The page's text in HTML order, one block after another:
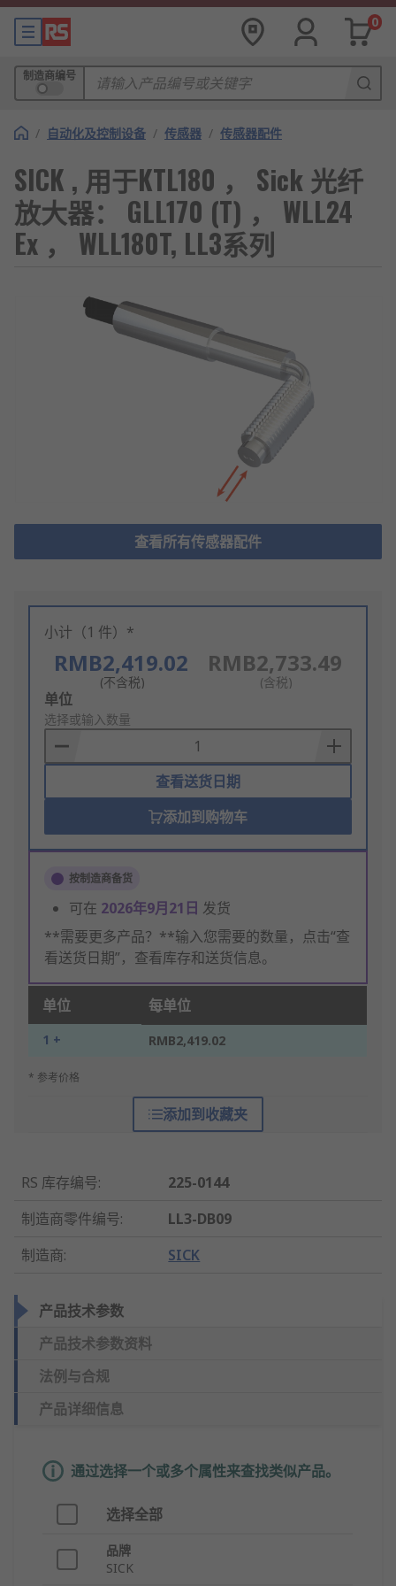
0
制造商编号
/ 自动化及控制设备 / 传感器 / 传感器配件
SICK , 用于KTL180 ， Sick 光纤
放大器： GLL170 (T) ， WLL24
Ex ， WLL180T, LL3系列
查看所有传感器配件
小计（1 件）*
RMB2,419.02
(不含税)
RMB2,733.49
(含税)
Add
to
Basket
单位
选择或输入数量
查看送货日期
添加到购物车
按制造商备货
可在 2026年9月21日 发货
**需要更多产品？**输入您需要的数量，点击“查
看送货日期”，查看库存和送货信息。
单位 每单位
1 + RMB2,419.02
* 参考价格
添加到收藏夹
RS 库存编号:
225-0144
制造商零件编号:
LL3-DB09
制造商: SICK
产品技术参数
产品技术参数资料
法例与合规
产品详细信息
通过选择一个或多个属性来查找类似产品。
选择全部
品牌
SICK